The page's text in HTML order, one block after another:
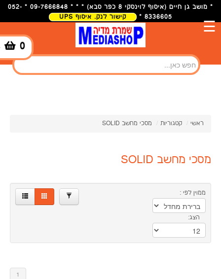
* מושב גן חיים (איסוף לוינסקי 8 כפר סבא) * * * 09-7666848 * 052-
8336605 *
קישור לנק. איסוף UPS
0
☰
ראשי / קטגוריות / מסכי מחשב SOLID
מסכי מחשב SOLID
ממוין לפי :
הצג:
1
×
סינון